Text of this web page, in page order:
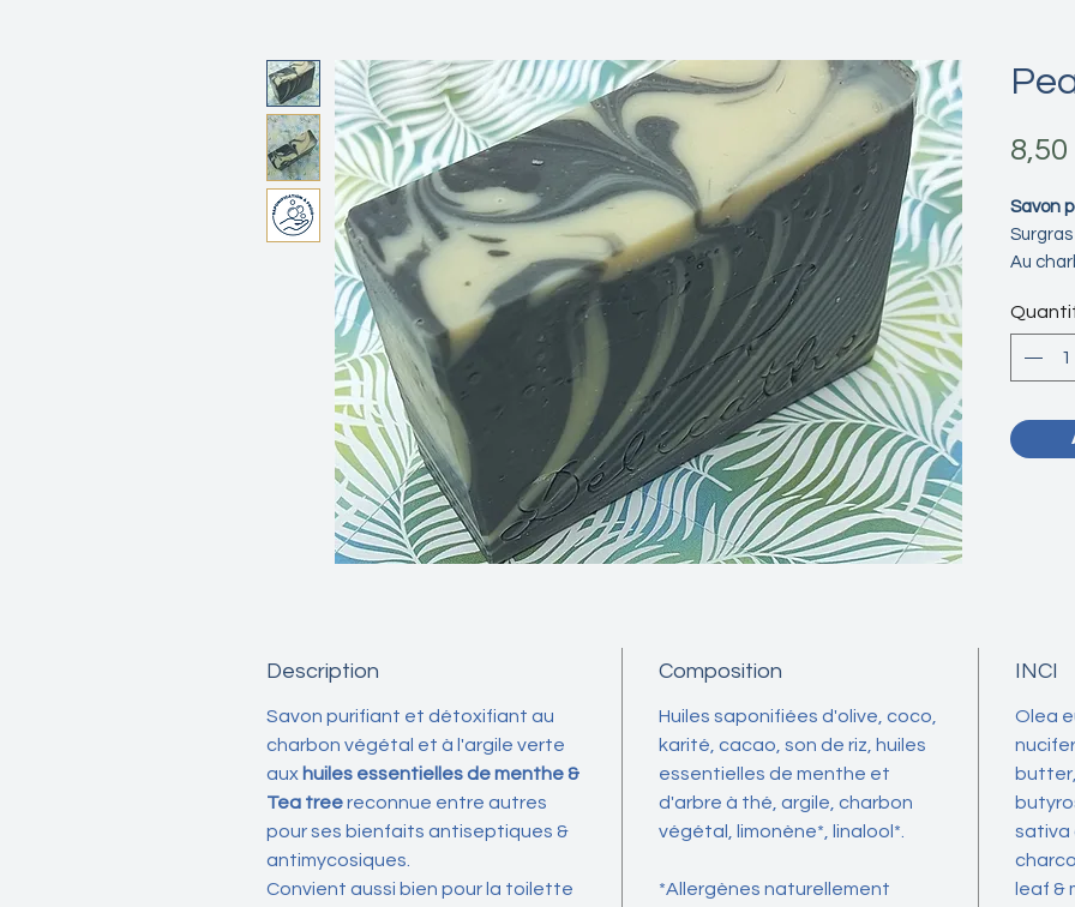
8,50
Savon
Au
En
aident
peau.
ses
Description
Savon purifiant et détoxifiant au
charbon végétal et à l'argile verte
aux huiles essentielles de menthe &
Tea treereconnue entre autres
pour ses bienfaits antiseptiques &
antimycosiques.
Convient aussi bien pour la toilette
Composition
Huiles saponifiées d'olive, coco,
karité, cacao, son de riz, huiles
essentielles de menthe et
d'arbre à thé, argile, charbon
végétal, limonène*, linalool*.
*Allergènes naturellement
INCI
Olea
sativa
leaf &